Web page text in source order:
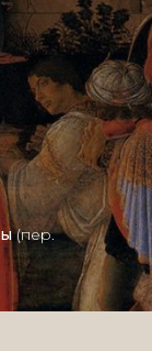
(пер.